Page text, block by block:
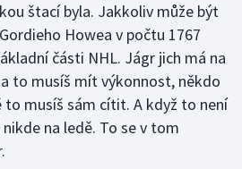
štací byla. Jakkoliv může být
Howea v počtu 1767
části NHL. Jágr jich má na
to musíš mít výkonnost, někdo
to musíš sám cítit. A když to není
na ledě. To se v tom